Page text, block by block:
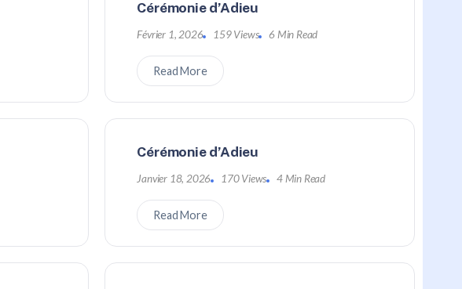
Cérémonie d’Adieu
Février 1, 2026 159 Views 6 Min Read
Read More
Cérémonie d’Adieu
Janvier 18, 2026 170 Views 4 Min Read
Read More